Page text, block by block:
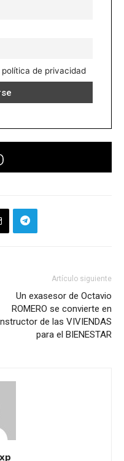
de privacidad
Artículo siguiente
Un exasesor de Octavio
ROMERO se convierte en
de las VIVIENDAS
para el BIENESTAR